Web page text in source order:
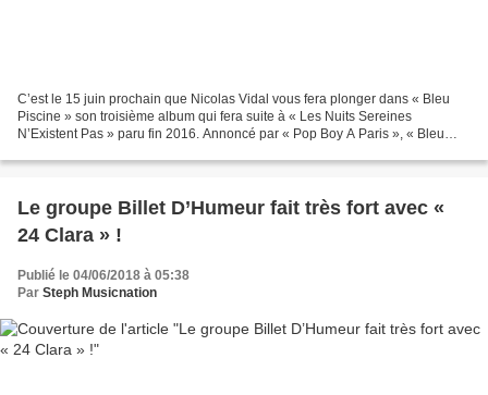
C’est le 15 juin prochain que Nicolas Vidal vous fera plonger dans « Bleu
Piscine » son troisième album qui fera suite à « Les Nuits Sereines
N’Existent Pas » paru fin 2016. Annoncé par « Pop Boy A Paris », « Bleu
Le groupe Billet D’Humeur fait très fort avec «
24 Clara » !
Publié le 04/06/2018 à 05:38
Par Steph Musicnation